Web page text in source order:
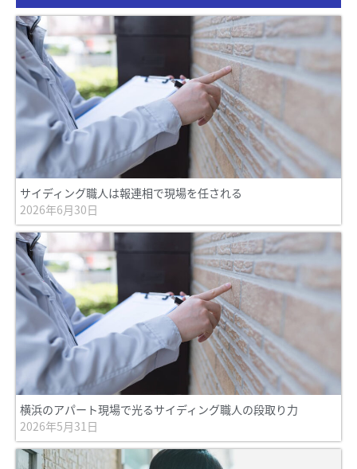
サイディング職人は報連相で現場を任される
2026年6月30日
横浜のアパート現場で光るサイディング職人の段取り力
2026年5月31日